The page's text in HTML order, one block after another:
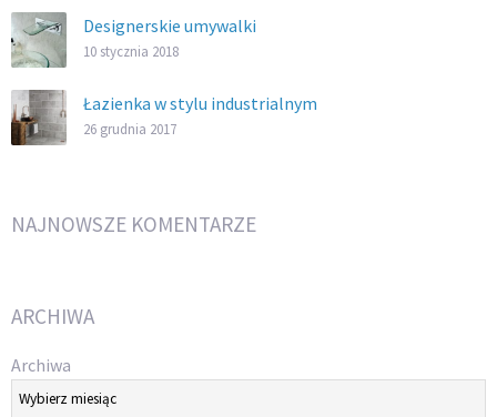
Designerskie umywalki
10 stycznia 2018
Łazienka w stylu industrialnym
26 grudnia 2017
NAJNOWSZE KOMENTARZE
ARCHIWA
Archiwa